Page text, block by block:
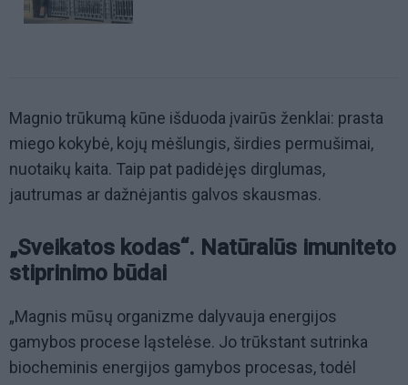
Magnio trūkumą kūne išduoda įvairūs ženklai: prasta
miego kokybė, kojų mėšlungis, širdies permušimai,
nuotaikų kaita. Taip pat padidėjęs dirglumas,
jautrumas ar dažnėjantis galvos skausmas.
„Sveikatos kodas“. Natūralūs imuniteto
stiprinimo būdai
„Magnis mūsų organizme dalyvauja energijos
gamybos procese ląstelėse. Jo trūkstant sutrinka
biocheminis energijos gamybos procesas, todėl